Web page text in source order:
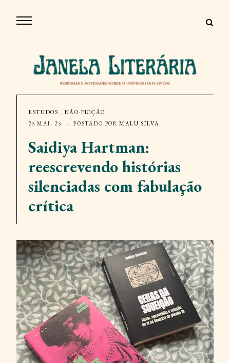
ESTUDOS .NÃO-FICÇÃO
25 MAI. 25
POSTADO PORMALU SILVA
Saidiya Hartman:
reescrevendo histórias
silenciadas com fabulação
crítica